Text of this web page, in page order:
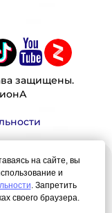
защищены.
вещи,
на сайте, вы
и
. Запретить
своего браузера.